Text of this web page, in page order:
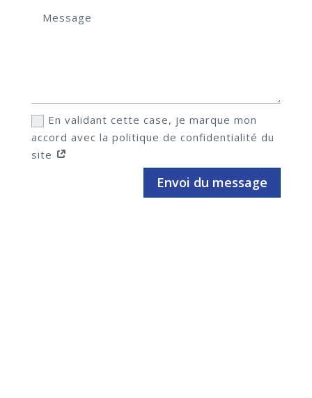
En validant cette case, je marque mon
accord avec la politique de confidentialité du
site
Envoi du message